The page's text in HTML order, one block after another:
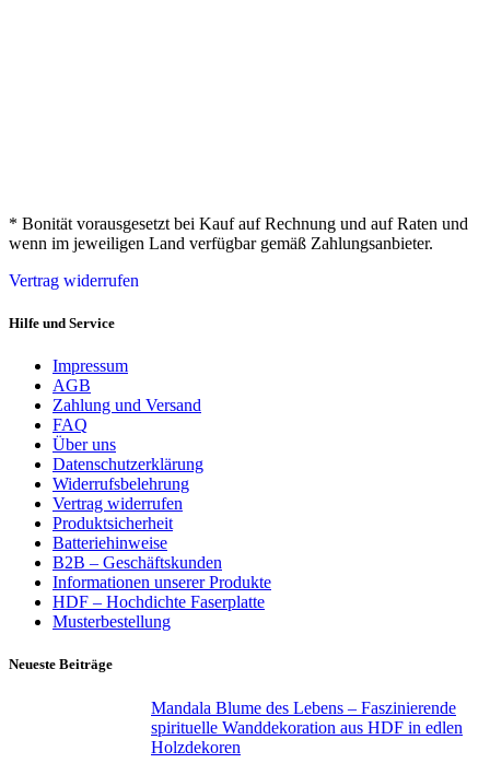
* Bonität vorausgesetzt bei Kauf auf Rechnung und auf Raten und
wenn im jeweiligen Land verfügbar gemäß Zahlungsanbieter.
Vertrag widerrufen
Hilfe und Service
Impressum
AGB
Zahlung und Versand
FAQ
Über uns
Datenschutzerklärung
Widerrufsbelehrung
Vertrag widerrufen
Produktsicherheit
Batteriehinweise
B2B – Geschäftskunden
Informationen unserer Produkte
HDF – Hochdichte Faserplatte
Musterbestellung
Neueste Beiträge
Mandala Blume des Lebens – Faszinierende
spirituelle Wanddekoration aus HDF in edlen
Holzdekoren